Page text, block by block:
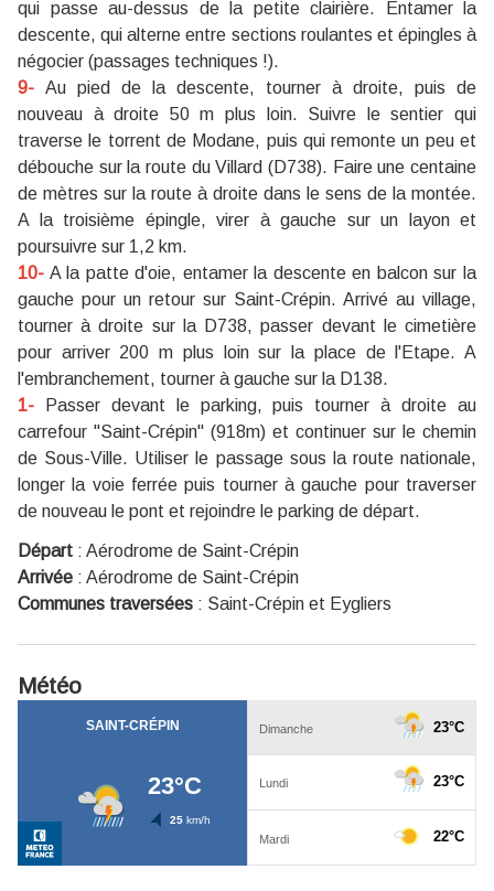
qui passe au-dessus de la petite clairière. Entamer la
descente, qui alterne entre sections roulantes et épingles à
négocier (passages techniques !).
9- Au pied de la descente, tourner à droite, puis de
nouveau à droite 50 m plus loin. Suivre le sentier qui
traverse le torrent de Modane, puis qui remonte un peu et
débouche sur la route du Villard (D738). Faire une centaine
de mètres sur la route à droite dans le sens de la montée.
A la troisième épingle, virer à gauche sur un layon et
poursuivre sur 1,2 km.
10- A la patte d'oie, entamer la descente en balcon sur la
gauche pour un retour sur Saint-Crépin. Arrivé au village,
tourner à droite sur la D738, passer devant le cimetière
pour arriver 200 m plus loin sur la place de l'Etape. A
l'embranchement, tourner à gauche sur la D138.
1- Passer devant le parking, puis tourner à droite au
carrefour "Saint-Crépin" (918m) et continuer sur le chemin
de Sous-Ville. Utiliser le passage sous la route nationale,
longer la voie ferrée puis tourner à gauche pour traverser
de nouveau le pont et rejoindre le parking de départ.
Départ : Aérodrome de Saint-Crépin
Arrivée : Aérodrome de Saint-Crépin
Communes traversées : Saint-Crépin et Eygliers
Météo